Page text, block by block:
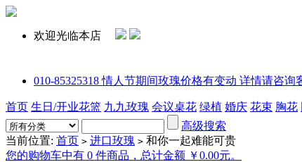
欢迎光临本店
010-85325318 情人节期间玫瑰价格有变动 详情请咨询
首页 生日/开业花篮 九九玫瑰 会议桌花 绿植 婚庆 花束 胸花
高级搜索
当前位置: 首页 > 进口玫瑰 > 和你一起难能可贵
您的购物车中有 0 件商品，总计金额 ￥0.00元。